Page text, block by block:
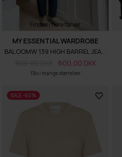
Findes i flere farver
Fås i mange størrelser
MY ESSENTIAL WARDROBE
600,00 DKK
SALE -60%